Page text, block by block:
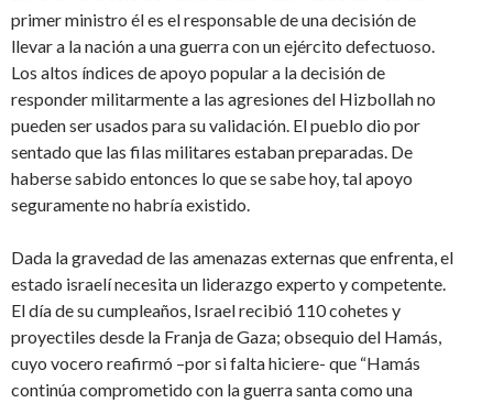
primer ministro él es el responsable de una decisión de
llevar a la nación a una guerra con un ejército defectuoso.
Los altos índices de apoyo popular a la decisión de
responder militarmente a las agresiones del Hizbollah no
pueden ser usados para su validación. El pueblo dio por
sentado que las filas militares estaban preparadas. De
haberse sabido entonces lo que se sabe hoy, tal apoyo
seguramente no habría existido.
Dada la gravedad de las amenazas externas que enfrenta, el
estado israelí necesita un liderazgo experto y competente.
El día de su cumpleaños, Israel recibió 110 cohetes y
proyectiles desde la Franja de Gaza; obsequio del Hamás,
cuyo vocero reafirmó –por si falta hiciere- que “Hamás
continúa comprometido con la guerra santa como una